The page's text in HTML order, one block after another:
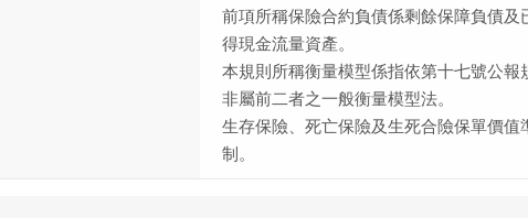
前項所稱保險合約負債係剩餘保障負債及
得現金流量資產。
本規則所稱衡量模型係指依第十七號公報
非屬前二者之一般衡量模型法。
生存保險、死亡保險及生死合險保單價
制。